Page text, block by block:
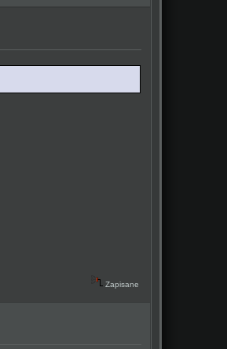
Zapisane